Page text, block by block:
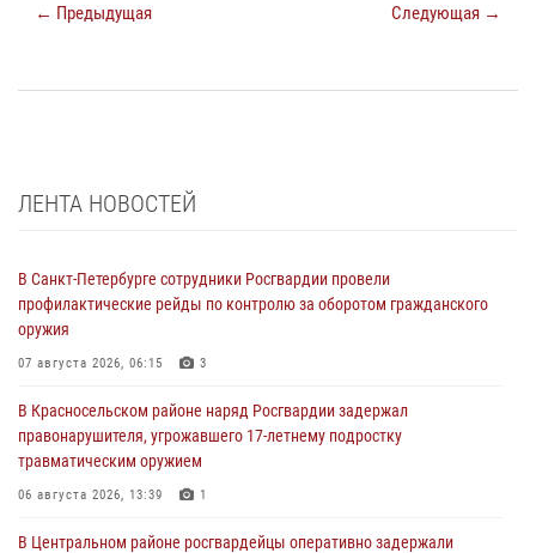
← Предыдущая Следующая →
ЛЕНТА НОВОСТЕЙ
В Санкт-Петербурге сотрудники Росгвардии провели
профилактические рейды по контролю за оборотом гражданского
оружия
07 августа 2026, 06:15 3
В Красносельском районе наряд Росгвардии задержал
правонарушителя, угрожавшего 17-летнему подростку
травматическим оружием
06 августа 2026, 13:39 1
В Центральном районе росгвардейцы оперативно задержали